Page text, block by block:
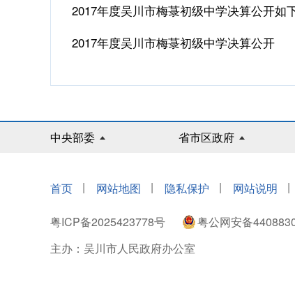
2017年度吴川市梅菉初级中学决算公开如
2017年度吴川市梅菉初级中学决算公开
中央部委 省市区政府
首页 | 网站地图 | 隐私保护 | 网站说明 |
粤ICP备2025423778号 粤公网安备
主办：吴川市人民政府办公室